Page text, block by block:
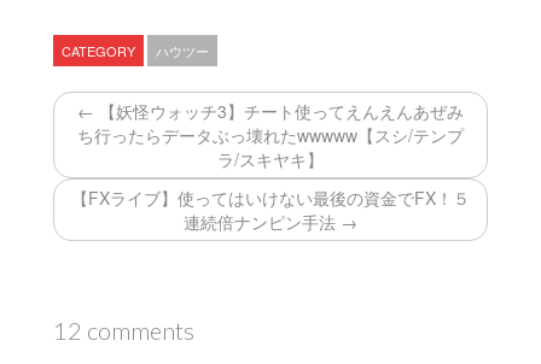
CATEGORY ハウツー
← 【妖怪ウォッチ3】チート使ってえんえんあぜみ
ち行ったらデータぶっ壊れたwwwww【スシ/テンプ
ラ/スキヤキ】
【FXライブ】使ってはいけない最後の資金でFX！５
連続倍ナンピン手法 →
12 comments